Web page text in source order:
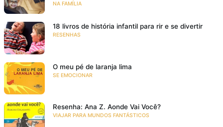
NA FAMÍLIA
18 livros de história infantil para rir e se divertir
RESENHAS
O meu pé de laranja lima
SE EMOCIONAR
Resenha: Ana Z. Aonde Vai Você?
VIAJAR PARA MUNDOS FANTÁSTICOS